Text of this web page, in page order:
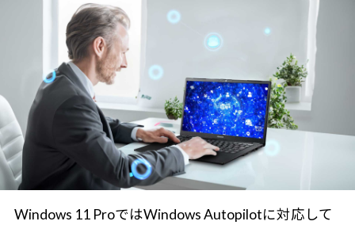
Windows 11 ProではWindows Autopilotに対応して